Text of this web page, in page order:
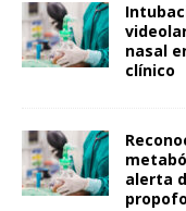
nasal
clínico
alerta